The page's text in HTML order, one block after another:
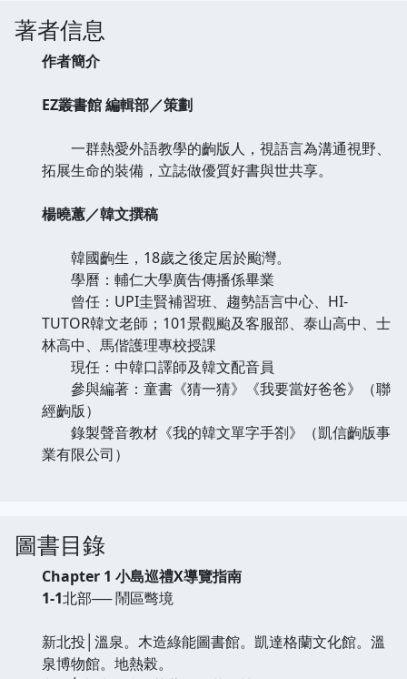
著者信息
作者簡介
EZ叢書館 編輯部／策劃
一群熱愛外語教學的齣版人，視語言為溝通視野、
拓展生命的裝備，立誌做優質好書與世共享。
楊曉蕙／韓文撰稿
韓國齣生，18歲之後定居於颱灣。
學曆：輔仁大學廣告傳播係畢業
曾任：UPI圭賢補習班、趨勢語言中心、HI-
TUTOR韓文老師；101景觀颱及客服部、泰山高中、士
林高中、馬偕護理專校授課
現任：中韓口譯師及韓文配音員
參與編著：童書《猜一猜》《我要當好爸爸》（聯
經齣版）
錄製聲音教材《我的韓文單字手劄》（凱信齣版事
業有限公司）
圖書目錄
Chapter 1 小島巡禮X導覽指南
1-1北部── 鬧區彆境
新北投│溫泉。木造綠能圖書館。凱達格蘭文化館。溫
泉博物館。地熱榖。